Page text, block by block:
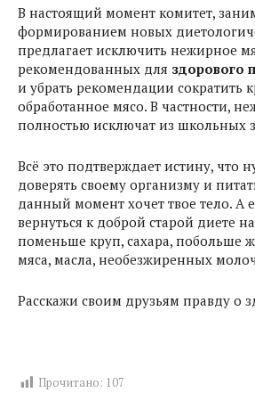
В настоящий момент комитет,
формированием новых
предлагает исключить нежирное
рекомендованных для здорового
и убрать рекомендации сократить
обработанное мясо. В частности,
полностью исключат из школьных
Всё это подтверждает истину, что
доверять своему организму и
данный момент хочет твое тело. А
вернуться к доброй старой диете
поменьше круп, сахара, побольше
мяса, масла, необезжиренных
Расскажи своим друзьям правду о
Прочитано: 107